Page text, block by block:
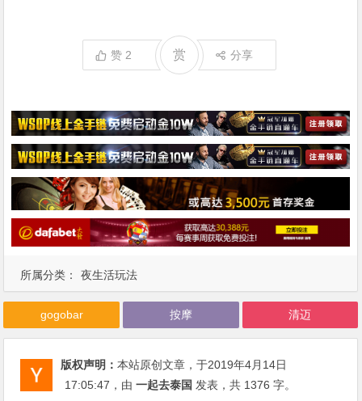
所属分类： 夜生活玩法
赞 2 赏 分享
gogobar 按摩 清迈
版权声明：本站原创文章，于2019年4月14日
17:05:47 ，由一起去泰国 发表，共 1376 字。